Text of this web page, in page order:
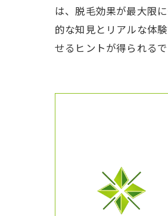
は、脱毛効果が最大限
的な知見とリアルな体
せるヒントが得られるで